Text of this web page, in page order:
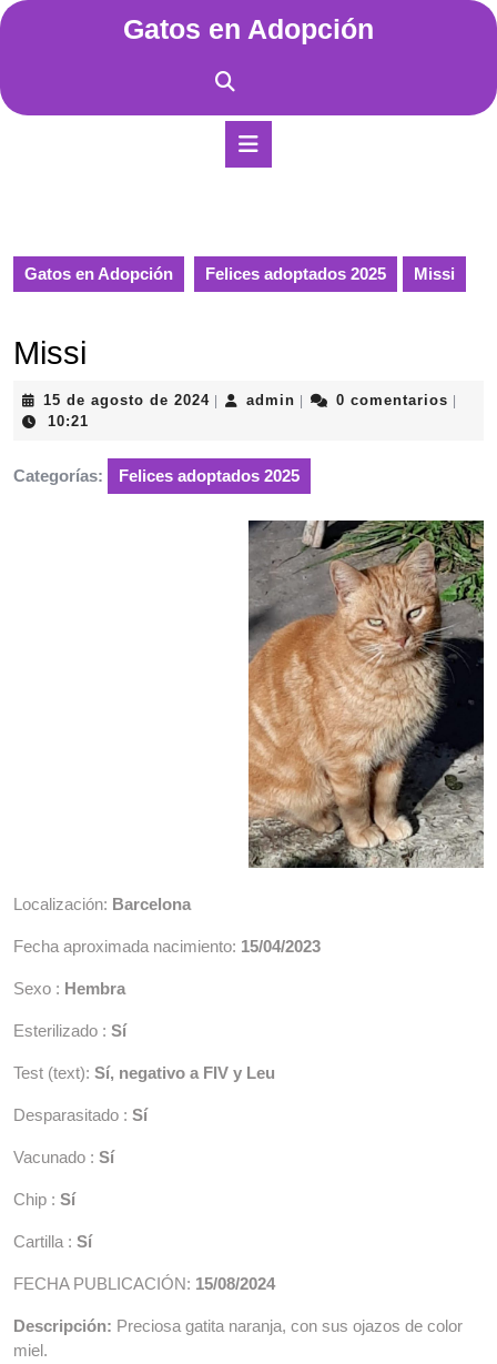
Saltar
Gatos en Adopción
Gatos en Adopción Felices adoptados 2025 Missi
Missi
15 de agosto de 202415
de
2024
admin admin0 comentarios
10:21
Categorías: Felices adoptados 2025
Localización: Barcelona
Fecha aproximada nacimiento: 15/04/2023
Sexo : Hembra
Esterilizado : Sí
Test (text): Sí, negativo a FIV y Leu
Desparasitado : Sí
Vacunado : Sí
Chip : Sí
Cartilla : Sí
FECHA PUBLICACIÓN: 15/08/2024
Descripción: Preciosa gatita naranja, con sus ojazos de color
miel.